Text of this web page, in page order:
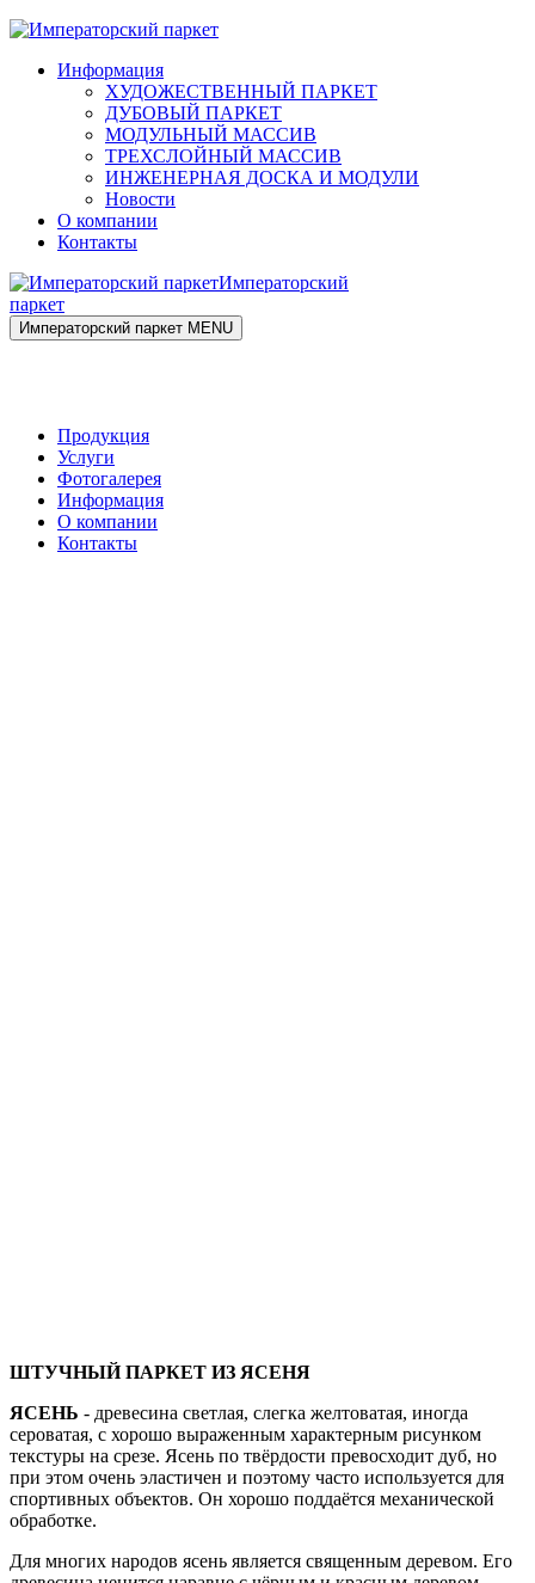
Информация
ХУДОЖЕСТВЕННЫЙ ПАРКЕТ
ДУБОВЫЙ ПАРКЕТ
МОДУЛЬНЫЙ МАССИВ
ТРЕХСЛОЙНЫЙ МАССИВ
ИНЖЕНЕРНАЯ ДОСКА И МОДУЛИ
Новости
О компании
Контакты
Императорский
паркет
Императорский паркет MENU
Продукция
Услуги
Фотогалерея
Информация
О компании
Контакты
ШТУЧНЫЙ ПАРКЕТ ИЗ ЯСЕНЯ
ЯСЕНЬ - древесина светлая, слегка желтоватая, иногда
сероватая, с хорошо выраженным характерным рисунком
текстуры на срезе. Ясень по твёрдости превосходит дуб, но
при этом очень эластичен и поэтому часто используется для
спортивных объектов. Он хорошо поддаётся механической
обработке.
Для многих народов ясень является священным деревом. Его